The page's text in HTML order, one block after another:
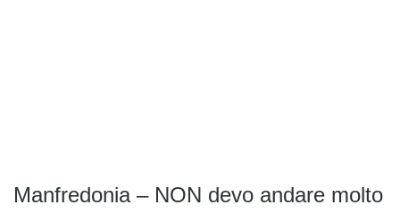
Manfredonia – NON devo andare molto